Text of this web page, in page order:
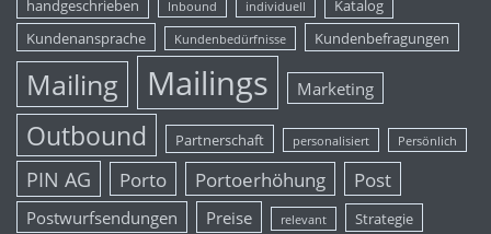
handgeschrieben
Inbound individuell
Katalog
Kundenansprache
Kundenbedürfnisse Kundenbefragungen
Mailing Mailings Marketing
Outbound Partnerschaft personalisiert Persönlich
PIN AG Porto Portoerhöhung Post
Postwurfsendungen Preise relevant Strategie